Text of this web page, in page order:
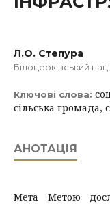
Л.О. Степура
Білоцерківський
Ключові слова:
сільська громада,
АНОТАЦІЯ
Мета Метою